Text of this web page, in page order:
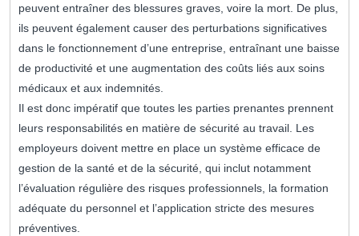
peuvent entraîner des blessures graves, voire la mort. De plus,
ils peuvent également causer des perturbations significatives
dans le fonctionnement d’une entreprise, entraînant une baisse
de productivité et une augmentation des coûts liés aux soins
médicaux et aux indemnités.
Il est donc impératif que toutes les parties prenantes prennent
leurs responsabilités en matière de sécurité au travail. Les
employeurs doivent mettre en place un système efficace de
gestion de la santé et de la sécurité, qui inclut notamment
l’évaluation régulière des risques professionnels, la formation
adéquate du personnel et l’application stricte des mesures
préventives.